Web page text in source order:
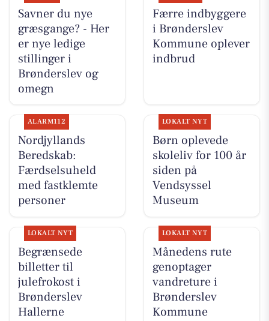
Savner du nye
græsgange? - Her
er nye ledige
stillinger i
Brønderslev og
omegn
Færre indbyggere
i Brønderslev
Kommune oplever
indbrud
ALARM112
Nordjyllands
Beredskab:
Færdselsuheld
med fastklemte
personer
LOKALT NYT
Børn oplevede
skoleliv for 100 år
siden på
Vendsyssel
Museum
LOKALT NYT
Begrænsede
billetter til
julefrokost i
Brønderslev
Hallerne
LOKALT NYT
Månedens rute
genoptager
vandreture i
Brønderslev
Kommune